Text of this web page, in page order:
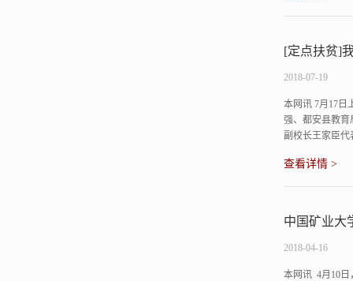
[定点扶贫]
2018-07-19
本网讯 7月17日
强、都安县教育
副校长王家臣
查看详情 >
中国矿业大
2018-04-16
本网讯 4月10日